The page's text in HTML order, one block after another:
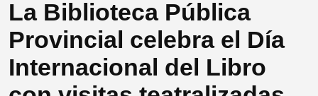
La Biblioteca Pública
Provincial celebra el Día
Internacional del Libro